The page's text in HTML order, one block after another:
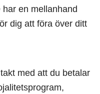
en mellanhand
dig att föra över ditt
med att du betalar